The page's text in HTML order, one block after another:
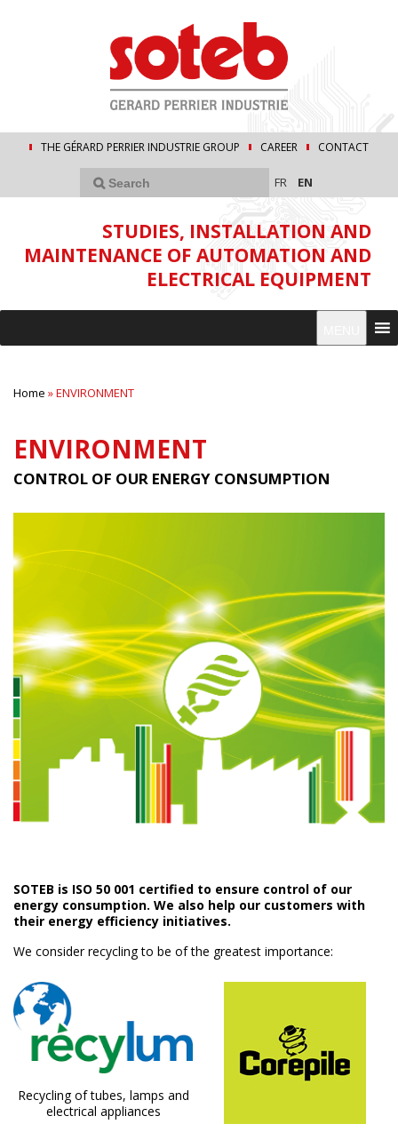
THE GÉRARD PERRIER INDUSTRIE GROUP CAREER CONTACT
FR EN
STUDIES, INSTALLATION AND
MAINTENANCE OF AUTOMATION AND
ELECTRICAL EQUIPMENT
Home »ENVIRONMENT
ENVIRONMENT
CONTROL OF OUR ENERGY CONSUMPTION
SOTEB is ISO 50 001 certified to ensure control of our
energy consumption. We also help our customers with
their energy efficiency initiatives.
We consider recycling to be of the greatest importance:
Recycling of tubes, lamps and
electrical appliances